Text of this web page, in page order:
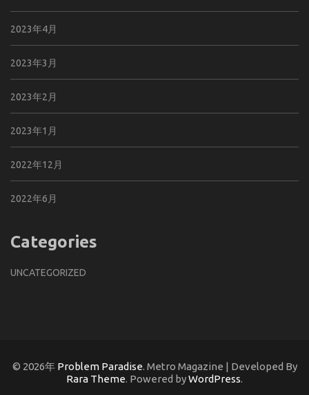
2023年4月
2023年3月
2023年2月
2023年1月
2022年12月
2022年6月
Categories
UNCATEGORIZED
© 2026年 Problem Paradise. Metro Magazine | Developed By
Rara Theme. Powered byWordPress.